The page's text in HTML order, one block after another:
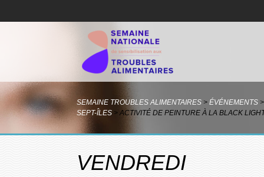
SEMAINE TROUBLES ALIMENTAIRES > ÉVÉNEMENTS >
SEPT-ÎLES > ACTIVITÉ DE PEINTURE À LA BLACK
VENDREDI